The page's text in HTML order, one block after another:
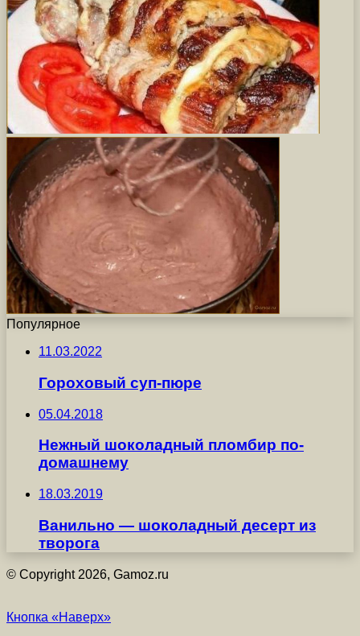
Популярное
11.03.2022
Гороховый суп-пюре
05.04.2018
Нежный шоколадный пломбир по-
домашнему
18.03.2019
Ванильно — шоколадный десерт из
творога
© Copyright 2026, Gamoz.ru
Кнопка «Наверх»